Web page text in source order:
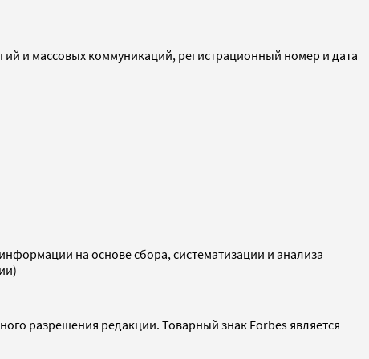
и массовых коммуникаций, регистрационный номер и дата
на основе сбора, систематизации и анализа
разрешения редакции. Товарный знак Forbes является